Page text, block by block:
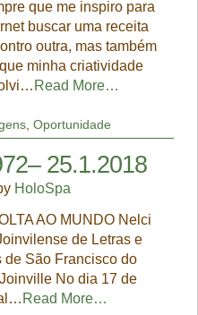
que me inspiro para
buscar uma receita
outra, mas também
minha criatividade
Read More…
, Oportunidade
25.1.2018
HoloSpa
AO MUNDO Nelci
de Letras e
de São Francisco do
No dia 17 de
Read More…